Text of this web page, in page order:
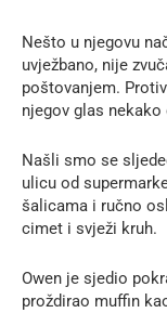
Nešto u njegovu
uvježbano, nije
poštovanjem.
njegov glas
Našli smo se
ulicu od
šalicama i ručno
cimet i svježi kruh.
Owen je sjedio
proždirao muffin